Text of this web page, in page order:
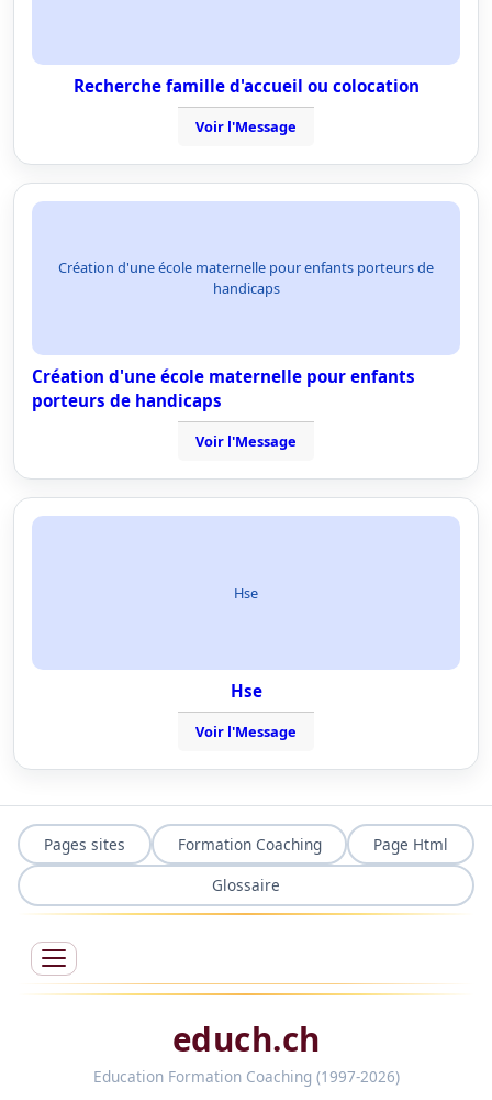
Recherche famille d'accueil ou colocation
Voir l'Message
Création d'une école maternelle pour enfants porteurs de
handicaps
Création d'une école maternelle pour enfants
porteurs de handicaps
Voir l'Message
Hse
Hse
Voir l'Message
Pages sites Formation Coaching
Page Html
Glossaire
educh.ch
Education Formation Coaching (1997-2026)